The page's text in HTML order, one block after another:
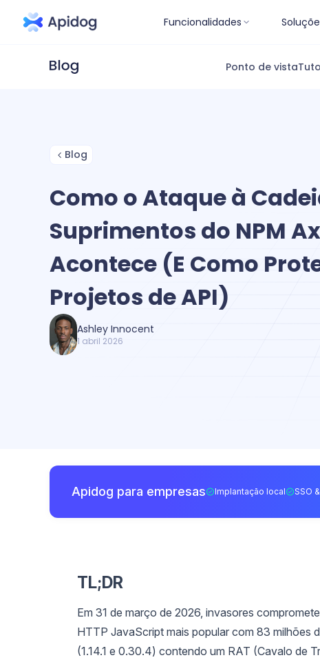
Funcionalidades
Ponto de vista
Blog
Como o Ataque à
Suprimentos do NPM
Acontece (E Como
Projetos de API)
Ashley Innocent
1 abril 2026
Apidog para empresas Implantação local SSO
TL;DR
Em 31 de março de 2026, invasores
HTTP JavaScript mais popular com 83 milhões
(1.14.1 e 0.30.4) contendo um RAT (Cavalo de